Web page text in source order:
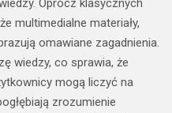
Oprócz klasycznych
multimedialne materiały,
omawiane zagadnienia.
wiedzy, co sprawia, że
mogą liczyć na
zrozumienie